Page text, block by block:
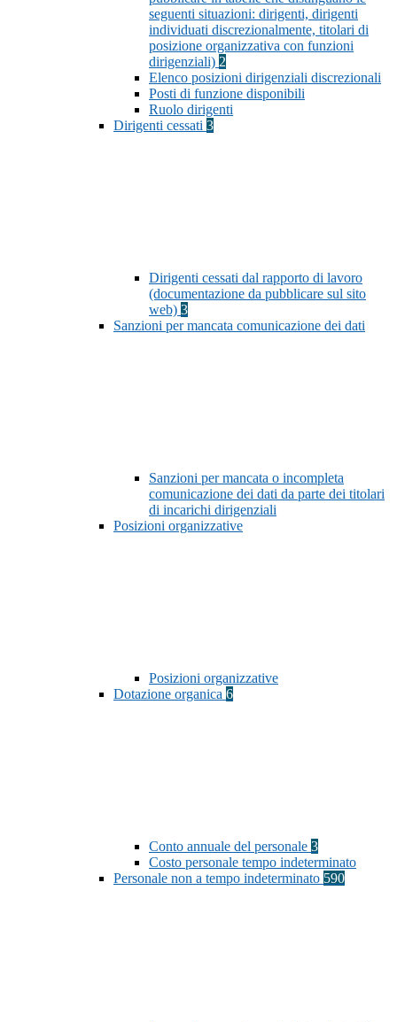
seguenti situazioni: dirigenti, dirigenti
individuati discrezionalmente, titolari di
posizione organizzativa con funzioni
dirigenziali) 2
Elenco posizioni dirigenziali discrezionali
Posti di funzione disponibili
Ruolo dirigenti
Dirigenti cessati 3
Dirigenti cessati dal rapporto di lavoro
(documentazione da pubblicare sul sito
web) 3
Sanzioni per mancata comunicazione dei dati
Sanzioni per mancata o incompleta
comunicazione dei dati da parte dei titolari
di incarichi dirigenziali
Posizioni organizzative
Posizioni organizzative
Dotazione organica 6
Conto annuale del personale 3
Costo personale tempo indeterminato
Personale non a tempo indeterminato 590